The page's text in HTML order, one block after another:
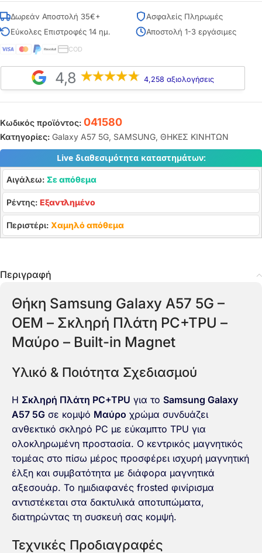
Δωρεάν Αποστολή 35€+
Ασφαλείς Πληρωμές
Εύκολες Επιστροφές 14 ημ.
Αποστολή 1-3 εργάσιμες
COD
4,8 4,258 αξιολογήσεις
Κωδικός προϊόντος: 041580
Κατηγορίες: Galaxy A57 5G, SAMSUNG, ΘΗΚΕΣ ΚΙΝΗΤΩΝ
Live διαθεσιμότητα καταστημάτων:
Αιγάλεω: Σε απόθεμα
Ρέντης: Εξαντλημένο
Περιστέρι: Χαμηλό απόθεμα
Περιγραφή
Θήκη Samsung Galaxy A57 5G –
OEM – Σκληρή Πλάτη PC+TPU –
Μαύρο – Built-in Magnet
Υλικό & Ποιότητα Σχεδιασμού
Η Σκληρή Πλάτη PC+TPU για το Samsung Galaxy
A57 5G σε κομψό Μαύρο χρώμα συνδυάζει
ανθεκτικό σκληρό PC με εύκαμπτο TPU για
ολοκληρωμένη προστασία. Ο κεντρικός μαγνητικός
τομέας στο πίσω μέρος προσφέρει ισχυρή μαγνητική
έλξη και συμβατότητα με διάφορα μαγνητικά
αξεσουάρ. Το ημιδιαφανές frosted φινίρισμα
αντιστέκεται στα δακτυλικά αποτυπώματα,
διατηρώντας τη συσκευή σας κομψή.
Τεχνικές Προδιαγραφές